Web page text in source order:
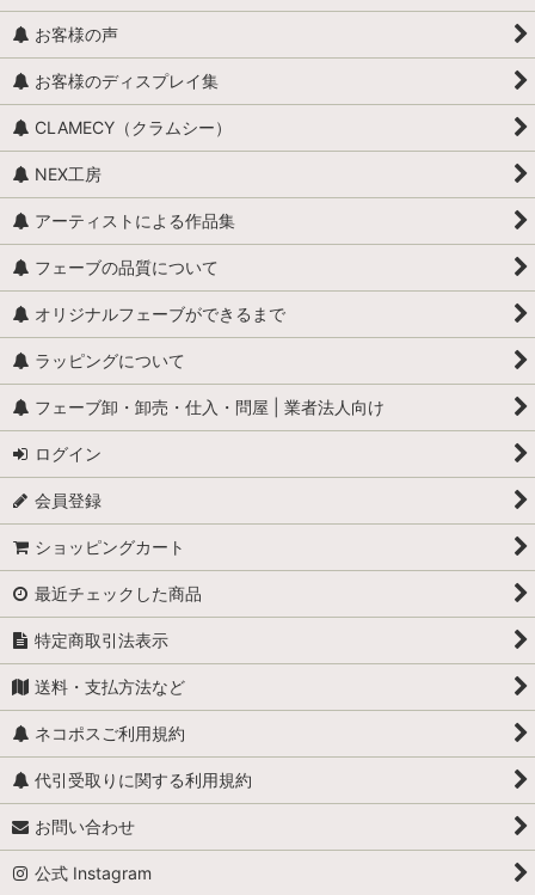
お客様の声
お客様のディスプレイ集
CLAMECY（クラムシー）
NEX工房
アーティストによる作品集
フェーブの品質について
オリジナルフェーブができるまで
ラッピングについて
フェーブ卸・卸売・仕入・問屋 | 業者法人向け
ログイン
会員登録
ショッピングカート
最近チェックした商品
特定商取引法表示
送料・支払方法など
ネコポスご利用規約
代引受取りに関する利用規約
お問い合わせ
公式 Instagram